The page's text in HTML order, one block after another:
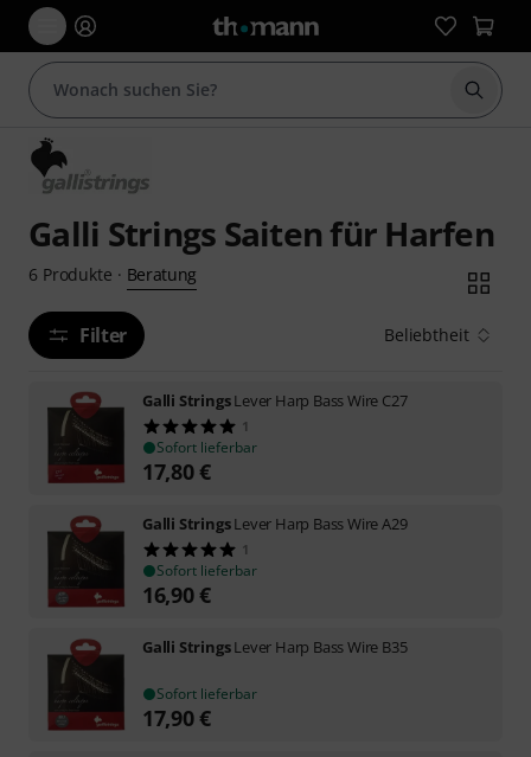
Suche
Galli Strings Saiten für Harfen
6 Produkte · Beratung
Filter Beliebtheit
Galli StringsLever Harp Bass Wire C27
1
Sofort lieferbar
17,80€
Galli StringsLever Harp Bass Wire A29
1
Sofort lieferbar
16,90€
Galli StringsLever Harp Bass Wire B35
Sofort lieferbar
17,90€